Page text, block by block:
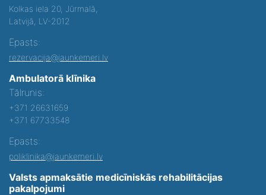
Kolkas iela 20, Jūrmalā,
Latvijā, LV-2012
Epasts:
rezervacija@jaunkemeri.lv
Ambulatorā klīnika
Tālrunis:
+371 26631659
+371 67733548
Epasts:
poliklinika@jaunkemeri.lv
Valsts apmaksātie medicīniskās rehabilitācijas
pakalpojumi